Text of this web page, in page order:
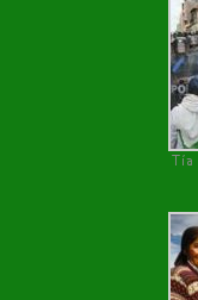
Tía